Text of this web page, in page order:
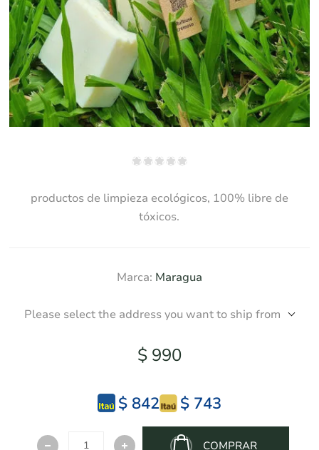
productos de limpieza ecológicos, 100% libre de
tóxicos.
Marca: Maragua
Please select the address you want to ship from
$ 990
$ 842 $ 743
COMPRAR